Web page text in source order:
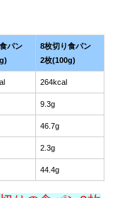
パン
8枚切り食パン
2枚(100g)
264kcal
9.3g
46.7g
2.3g
44.4g